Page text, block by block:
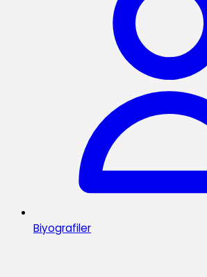
Biyografiler